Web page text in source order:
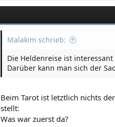
Malakim schrieb:
Die Heldenreise ist
Darüber kann man sich der
Beim Tarot ist letztlich nichts
stellt:
Was war zuerst da?